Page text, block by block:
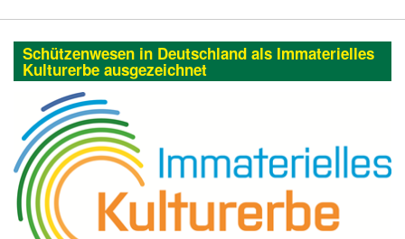
Schützenwesen in Deutschland als Immaterielles
Kulturerbe ausgezeichnet